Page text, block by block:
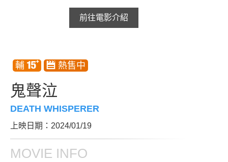
前往電影介紹
鬼聲泣
DEATH WHISPERER
上映日期：2024/01/19
MOVIE INFO
會員Q&A